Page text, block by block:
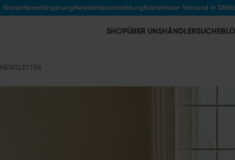
GarantieverlängerungNewsletteranmeldungKostenloser Versand in DE
SHOPÜBER UNSHÄNDLERSUCHE
NEWSLETTER